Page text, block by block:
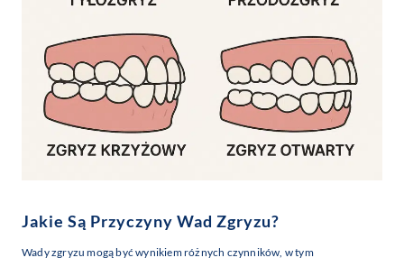
Jakie Są Przyczyny Wad Zgryzu?
Wady zgryzu mogą być wynikiem różnych czynników, w tym